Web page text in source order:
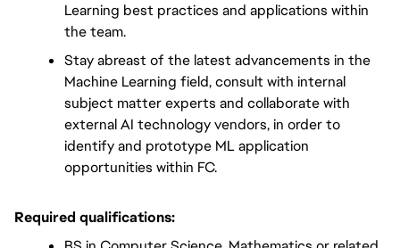
Learning best practices and applications within
the team.
Stay abreast of the latest advancements in the
Machine Learning field, consult with internal
subject matter experts and collaborate with
external AI technology vendors, in order to
identify and prototype ML application
opportunities within FC.
Required qualifications: